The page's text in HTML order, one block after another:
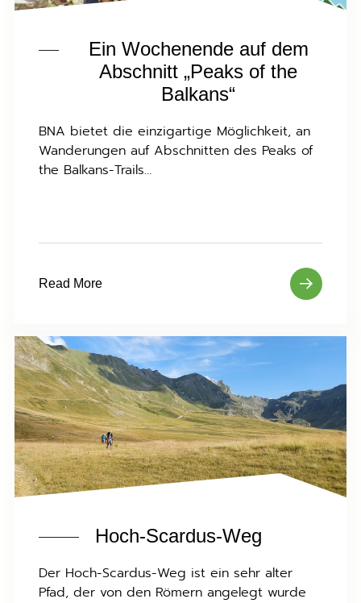
Ein Wochenende auf dem
Abschnitt „Peaks of the
Balkans“
BNA bietet die einzigartige Möglichkeit, an
Wanderungen auf Abschnitten des Peaks of
the Balkans-Trails…
Read More
Hoch-Scardus-Weg
Der Hoch-Scardus-Weg ist ein sehr alter
Pfad, der von den Römern angelegt wurde